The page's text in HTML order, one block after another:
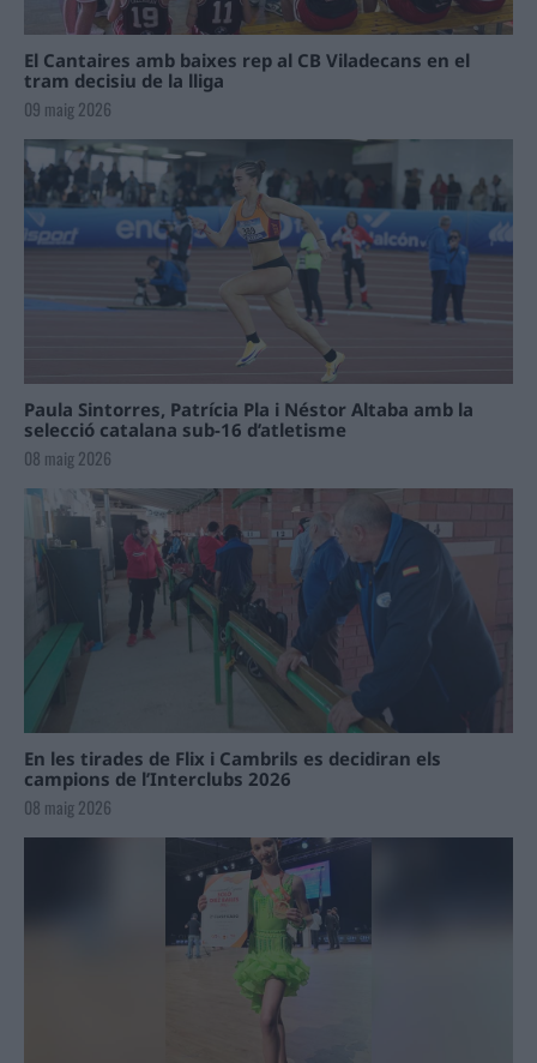
El Cantaires amb baixes rep al CB Viladecans en el
tram decisiu de la lliga
09 maig 2026
Paula Sintorres, Patrícia Pla i Néstor Altaba amb la
selecció catalana sub-16 d’atletisme
08 maig 2026
En les tirades de Flix i Cambrils es decidiran els
campions de l’Interclubs 2026
08 maig 2026